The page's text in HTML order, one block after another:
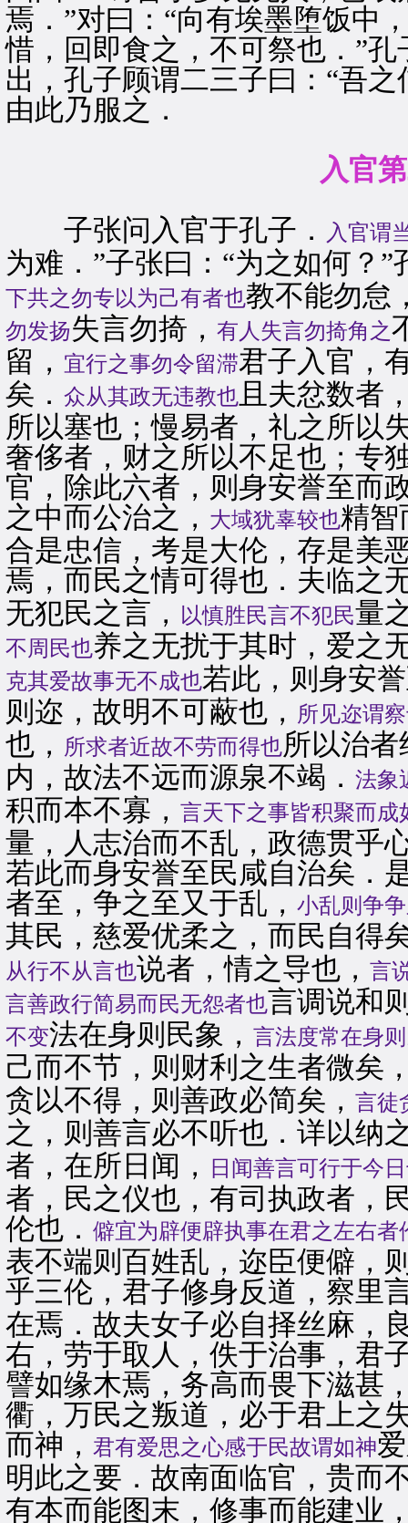
焉．”对曰：“向有埃墨堕饭中
惜，回即食之，不可祭也．”
出，孔子顾谓二三子曰：“吾
由此乃服之．
入官
子张问入官于孔子．
入官谓
为难．”子张曰：“为之如何？
下共之勿专以为己有者也教不能勿怠
勿发扬失言勿掎， 有人失言勿掎角之
留， 宜行之事勿令留滞君子入官，
矣． 众从其政无违教也且夫忿数者
所以塞也；慢易者，礼之所以
奢侈者，财之所以不足也；专
官，除此六者，则身安誉至而
之中而公治之， 大域犹辜较也精智
合是忠信，考是大伦，存是美
焉，而民之情可得也．夫临之
无犯民之言，
以慎胜民言不犯民量
不周民也养之无扰于其时，爱之
克其爱故事无不成也若此，则身安
则迩，故明不可蔽也，
所见迩谓
也， 所求者近故不劳而得也所以治
内，故法不远而源泉不竭． 法象
积而本不寡， 言天下之事皆积聚而
量，人志治而不乱，政德贯乎
若此而身安誉至民咸自治矣．
者至，争之至又于乱， 小乱则争
其民，慈爱优柔之，而民自得
从行不从言也说者，情之导也， 言
言善政行简易而民无怨者也言调说和
不变法在身则民象， 言法度常在身
己而不节，则财利之生者微矣
贪以不得，则善政必简矣， 言徒
之，则善言必不听也．详以纳
者，在所日闻，
日闻善言可行于今
者，民之仪也，有司执政者，
伦也． 僻宜为辟便辟执事在君之左右者
表不端则百姓乱，迩臣便僻，
乎三伦，君子修身反道，察里
在焉．故夫女子必自择丝麻，
右，劳于取人，佚于治事，君
譬如缘木焉，务高而畏下滋甚
衢，万民之叛道，必于君上之
而神， 君有爱思之心感于民故谓如神
明此之要．故南面临官，贵而
有本而能图末，修事而能建业